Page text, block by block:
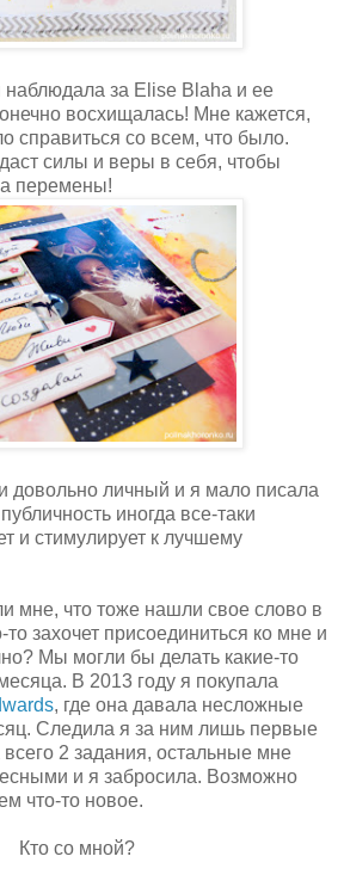
за Elise Blaha и ее
восхищалась! Мне кажется,
справиться со всем, что было.
силы и веры в себя, чтобы
перемены!
довольно личный и я мало писала
иногда все-таки
и стимулирует к лучшему
мне, что тоже нашли свое слово в
то захочет присоединиться ко мне и
Мы могли бы делать какие-то
В 2013 году я покупала
, где она давала несложные
Следила я за ним лишь первые
2 задания, остальные мне
и я забросила. Возможно
что-то новое.
Кто со мной?